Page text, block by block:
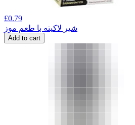
£0.79
شیر لاکیته با طعم موز
Add to cart